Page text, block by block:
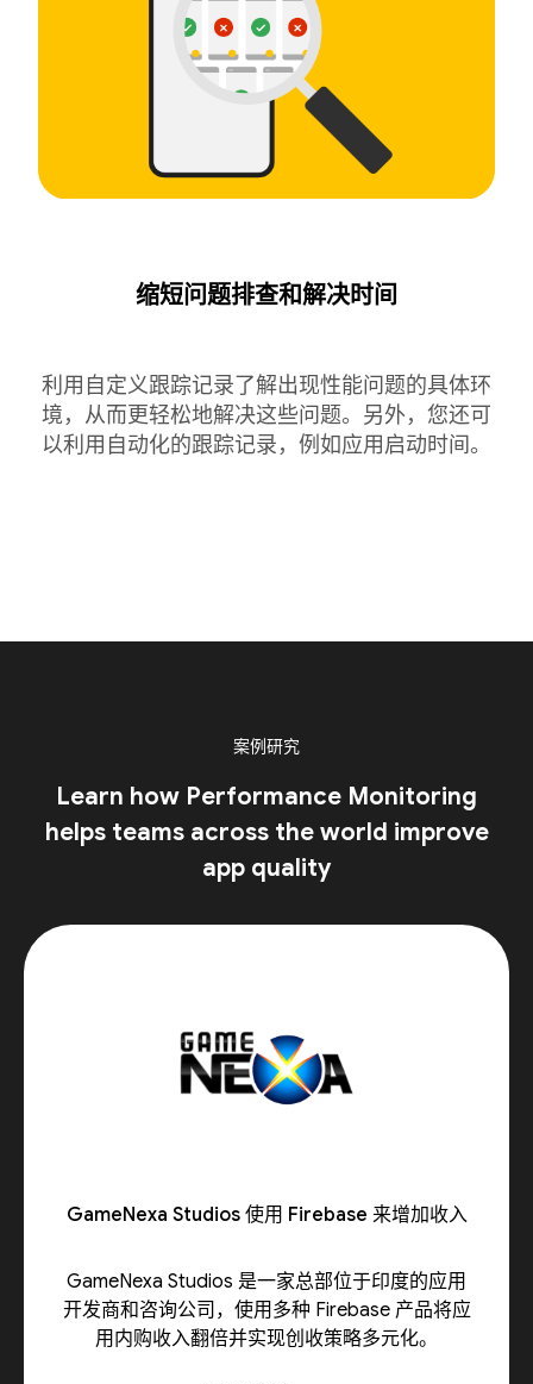
缩短问题排查和解决时间
利用自定义跟踪记录了解出现性能问题的具体环
境，从而更轻松地解决这些问题。另外，您还可
以利用自动化的跟踪记录，例如应用启动时间。
案例研究
Learn how Performance Monitoring
helps teams across the world improve
app quality
GameNexa Studios 使用 Firebase 来增加收入
GameNexa Studios 是一家总部位于印度的应用
开发商和咨询公司，使用多种 Firebase 产品将应
用内购收入翻倍并实现创收策略多元化。